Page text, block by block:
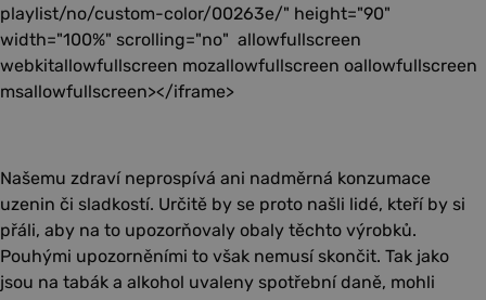
playlist/no/custom-color/00263e/" height="90"
width="100%" scrolling="no" allowfullscreen
webkitallowfullscreen mozallowfullscreen oallowfullscreen
msallowfullscreen></iframe>
Našemu zdraví neprospívá ani nadměrná konzumace
uzenin či sladkostí. Určitě by se proto našli lidé, kteří by si
přáli, aby na to upozorňovaly obaly těchto výrobků.
Pouhými upozorněními to však nemusí skončit. Tak jako
jsou na tabák a alkohol uvaleny spotřební daně, mohli